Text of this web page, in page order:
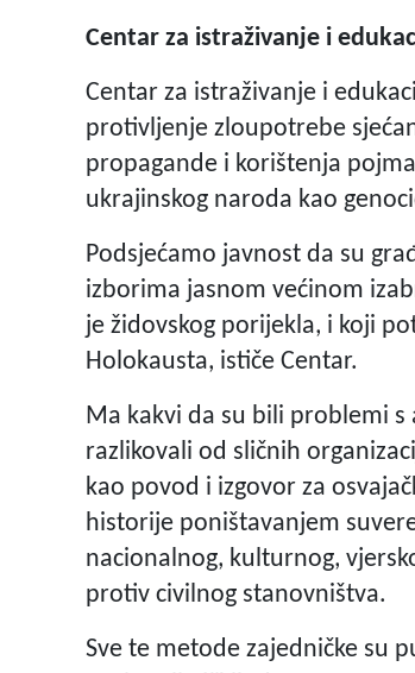
Centar za istraživanje i
Centar za istraživanje i
protivljenje zloupotrebe
propagande i korištenja
ukrajinskog naroda kao
Podsjećamo javnost da su
izborima jasnom većinom
je židovskog porijekla, i koji
Holokausta, ističe Centar.
Ma kakvi da su bili problemi
razlikovali od sličnih
kao povod i izgovor za
historije poništavanjem
nacionalnog, kulturnog,
protiv civilnog stanovništva.
Sve te metode zajedničke su